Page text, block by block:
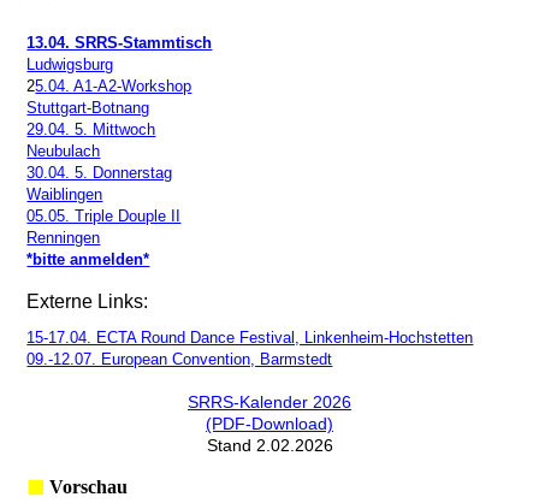
13.04. SRRS-Stammtisch
Ludwigsburg
25.04. A1-A2-Workshop
Stuttgart-Botnang
29.04. 5. Mittwoch
Neubulach
30.04. 5. Donnerstag
Waiblingen
05.05. Triple Douple II
Renningen
*bitte anmelden*
Externe Links:
15-17.04. ECTA Round Dance Festival, Linkenheim-Hochstetten
09.-12.07. European Convention, Barmstedt
SRRS-Kalender 2026
(PDF-Download)
Stand 2.02.2026
◼ Vorschau